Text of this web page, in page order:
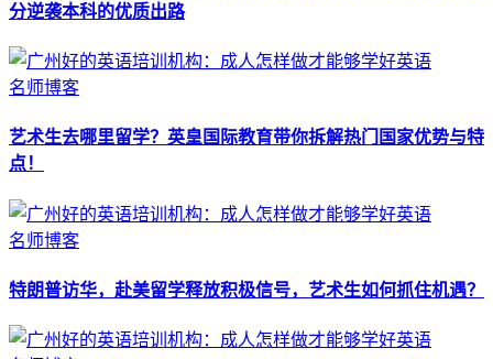
分逆袭本科的优质出路
名师博客
艺术生去哪里留学？英皇国际教育带你拆解热门国家优势与特
点！
名师博客
特朗普访华，赴美留学释放积极信号，艺术生如何抓住机遇？